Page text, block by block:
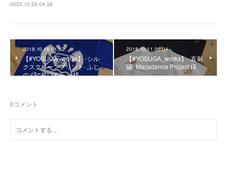
2023.12.29 04:38
2018.10.16 01:52
【#YOSUGA_works】 -シル
クスクリーンプリント- ふじ
のくに笑いくらぶ 様
2018.10.11 06:04
【#YOSUGA_works】 -直刺
繍- Macadamia Project 様
0コメント